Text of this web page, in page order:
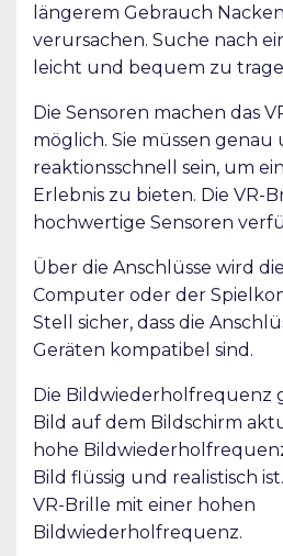
längerem Gebrauch
verursachen. Suche nach
leicht und bequem zu
Die Sensoren machen das
möglich. Sie müssen genau
reaktionsschnell sein, um
Erlebnis zu bieten. Die VR-
hochwertige Sensoren
Über die Anschlüsse wird
Computer oder der
Stell sicher, dass die
Geräten kompatibel sind.
Die Bildwiederholfrequenz
Bild auf dem Bildschirm
hohe
Bild flüssig und realistisch
VR-Brille mit einer hohen
Bildwiederholfrequenz.